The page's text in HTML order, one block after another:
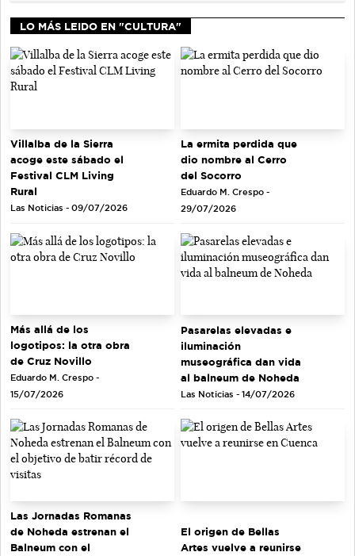
LO MÁS LEIDO EN "CULTURA"
Villalba de la Sierra
acoge este sábado el
Festival CLM Living
Rural
Las Noticias - 09/07/2026
La ermita perdida que
dio nombre al Cerro
del Socorro
Eduardo M. Crespo -
29/07/2026
Más allá de los
logotipos: la otra obra
de Cruz Novillo
Eduardo M. Crespo -
15/07/2026
Pasarelas elevadas e
iluminación
museográfica dan vida
al balneum de Noheda
Las Noticias - 14/07/2026
Las Jornadas Romanas
de Noheda estrenan el
Balneum con el
El origen de Bellas
Artes vuelve a reunirse